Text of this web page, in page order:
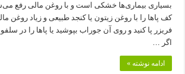
بسیاری بیماری‌ها خشکی است و با روغن مالی رفع
کف پاها را با روغن زیتون یا کنجد طبیعی و زیاد روغن
فریزر پا کنید و روی آن جوراب بپوشید یا پاها را در
اگر …
ادامه نوشته »